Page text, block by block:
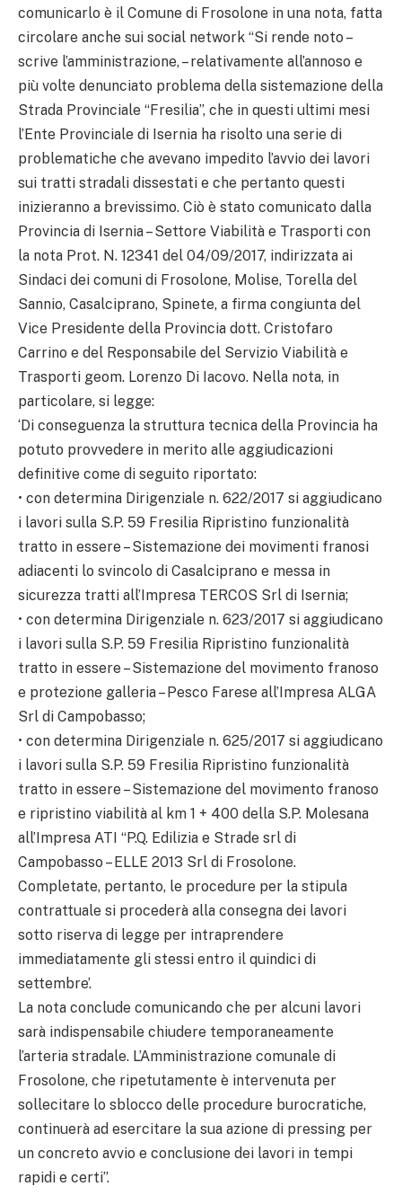
comunicarlo è il Comune di Frosolone in una nota, fatta
circolare anche sui social network “Si rende noto –
scrive l’amministrazione, – relativamente all’annoso e
più volte denunciato problema della sistemazione della
Strada Provinciale “Fresilia”, che in questi ultimi mesi
l’Ente Provinciale di Isernia ha risolto una serie di
problematiche che avevano impedito l’avvio dei lavori
sui tratti stradali dissestati e che pertanto questi
inizieranno a brevissimo. Ciò è stato comunicato dalla
Provincia di Isernia – Settore Viabilità e Trasporti con
la nota Prot. N. 12341 del 04/09/2017, indirizzata ai
Sindaci dei comuni di Frosolone, Molise, Torella del
Sannio, Casalciprano, Spinete, a firma congiunta del
Vice Presidente della Provincia dott. Cristofaro
Carrino e del Responsabile del Servizio Viabilità e
Trasporti geom. Lorenzo Di Iacovo. Nella nota, in
particolare, si legge:
‘Di conseguenza la struttura tecnica della Provincia ha
potuto provvedere in merito alle aggiudicazioni
definitive come di seguito riportato:
• con determina Dirigenziale n. 622/2017 si aggiudicano
i lavori sulla S.P. 59 Fresilia Ripristino funzionalità
tratto in essere – Sistemazione dei movimenti franosi
adiacenti lo svincolo di Casalciprano e messa in
sicurezza tratti all’Impresa TERCOS Srl di Isernia;
• con determina Dirigenziale n. 623/2017 si aggiudicano
i lavori sulla S.P. 59 Fresilia Ripristino funzionalità
tratto in essere – Sistemazione del movimento franoso
e protezione galleria – Pesco Farese all’Impresa ALGA
Srl di Campobasso;
• con determina Dirigenziale n. 625/2017 si aggiudicano
i lavori sulla S.P. 59 Fresilia Ripristino funzionalità
tratto in essere – Sistemazione del movimento franoso
e ripristino viabilità al km 1 + 400 della S.P. Molesana
all’Impresa ATI “P.Q. Edilizia e Strade srl di
Campobasso – ELLE 2013 Srl di Frosolone.
Completate, pertanto, le procedure per la stipula
contrattuale si procederà alla consegna dei lavori
sotto riserva di legge per intraprendere
immediatamente gli stessi entro il quindici di
settembre’.
La nota conclude comunicando che per alcuni lavori
sarà indispensabile chiudere temporaneamente
l’arteria stradale. L’Amministrazione comunale di
Frosolone, che ripetutamente è intervenuta per
sollecitare lo sblocco delle procedure burocratiche,
continuerà ad esercitare la sua azione di pressing per
un concreto avvio e conclusione dei lavori in tempi
rapidi e certi”.